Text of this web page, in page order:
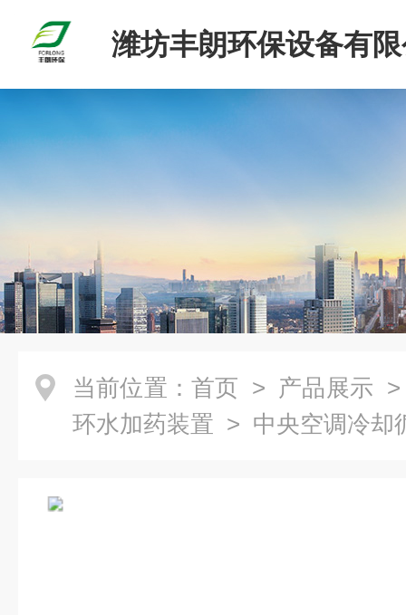
潍坊丰朗环保设备有
当前位置： 首页 > 产品展示
环水加药装置 > 中央空调冷却